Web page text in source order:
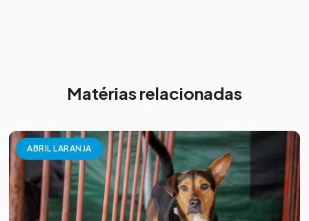
Matérias relacionadas
ABRIL LARANJA